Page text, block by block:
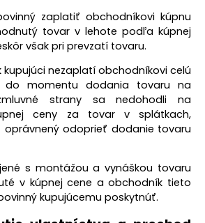
zaplatiť obchodníkovi kúpnu
tovar v lehote podľa kúpnej
však pri prevzatí tovaru.
kupujúci nezaplatí obchodníkovi celú
do momentu dodania tovaru na
strany sa nedohodli na
ceny za tovar v splátkach,
oprávnený odoprieť dodanie tovaru
s montážou a vynáškou tovaru
v kúpnej cene a obchodník tieto
kupujúcemu poskytnúť.